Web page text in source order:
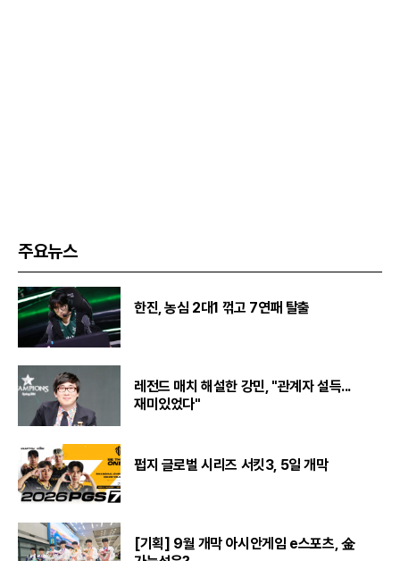
주요뉴스
한진, 농심 2대1 꺾고 7연패 탈출
레전드 매치 해설한 강민, "관계자 설득...
재미있었다"
펍지 글로벌 시리즈 서킷3, 5일 개막
[기획] 9월 개막 아시안게임 e스포츠, 金